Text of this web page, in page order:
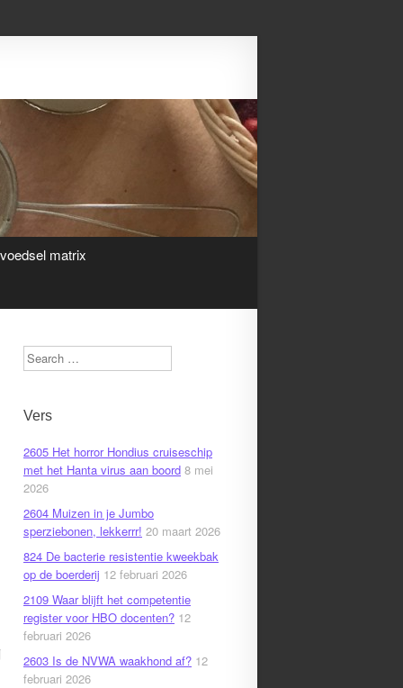
Search
matrix
Search
Vers
2605 Het horror Hondius cruiseschip
met het Hanta virus aan boord 8 mei
2026
2604 Muizen in je Jumbo
sperziebonen, lekkerrr! 20 maart 2026
824 De bacterie resistentie kweekbak
op de boerderij 12 februari 2026
2109 Waar blijft het competentie
register voor HBO docenten? 12
februari 2026
2603 Is de NVWA waakhond af? 12
februari 2026